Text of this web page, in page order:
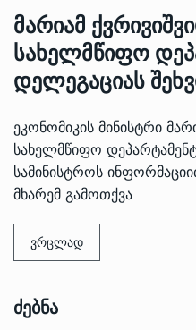
მარიამ
სახელმწიფო
დელეგაციას
ეკონომიკის მინისტრი
სახელმწიფო
სამინისტროს
მხარემ გამოთქვა
ვრცლად
Ძებნა